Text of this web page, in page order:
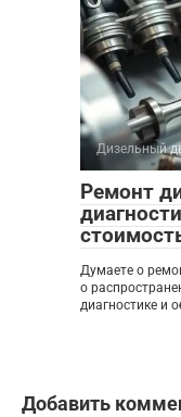
Дизельный
Ремонт
Думаете о
о
диагностике и
Добавить